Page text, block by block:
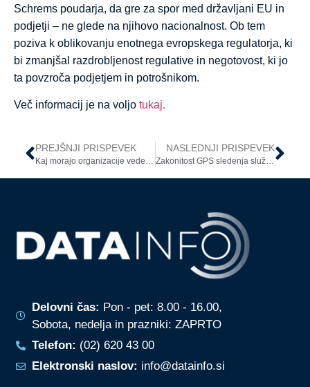
Schrems poudarja, da gre za spor med državljani EU in
podjetji – ne glede na njihovo nacionalnost. Ob tem
poziva k oblikovanju enotnega evropskega regulatorja, ki
bi zmanjšal razdrobljenost regulative in negotovost, ki jo
ta povzroča podjetjem in potrošnikom.
Več informacij je na voljo tukaj.
PREJŠNJI PRISPEVEK NASLEDNJI PRISPEVEK
Zakonitost GPS sledenja službenih vozil: mnenje Informacijskega pooblaščenca
Delovni čas: Pon - pet: 8.00 - 16.00,
Sobota, nedelja in prazniki: ZAPRTO
Telefon: (02) 620 43 00
Elektronski naslov: info@datainfo.si